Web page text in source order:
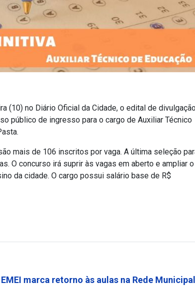
(10) no Diário Oficial da Cidade, o edital de
público de ingresso para o cargo de Auxiliar Técnico
mais de 106 inscritos por vaga. A última seleção
O concurso irá suprir às vagas em aberto e ampliar o
da cidade. O cargo possui salário base de R$
marca retorno às aulas na Rede Municipal